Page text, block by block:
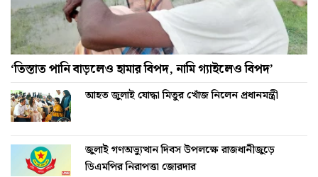
‘তিস্তাত পানি বাড়লেও হামার বিপদ, নামি গ্যাইলেও বিপদ’
আহত জুলাই যোদ্ধা মিতুর খোঁজ নিলেন প্রধানমন্ত্রী
জুলাই গণঅভ্যুত্থান দিবস উপলক্ষে রাজধানীজুড়ে
ডিএমপির নিরাপত্তা জোরদার